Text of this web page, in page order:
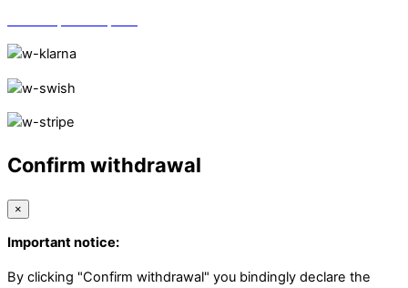
Confirm withdrawal
×
Important notice:
By clicking "Confirm withdrawal" you bindingly declare the